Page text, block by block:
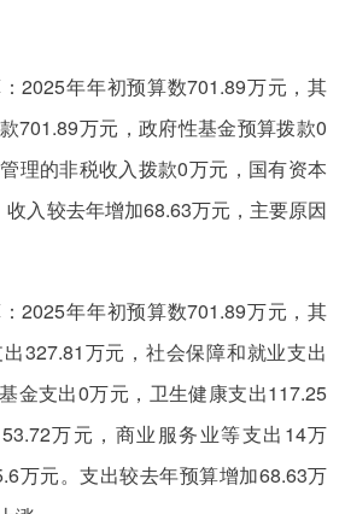
：2025年年初预算数701.89万元，其
701.89万元，政府性基金预算拨款0
理的非税收入拨款0万元，国有资本
入较去年增加68.63万元，主要原因
：2025年年初预算数701.89万元，其
327.81万元，社会保障和就业支出
金支出0万元，卫生健康支出117.25
万元，商业服务业等支出14万
万元。支出较去年预算增加68.63万